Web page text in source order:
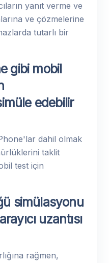
yanıt verme ve
ve çözmelerine
tutarlı bir
gibi mobil
edebilir
dahil olmak
taklit
test için
simülasyonu
uzantısı
rağmen,